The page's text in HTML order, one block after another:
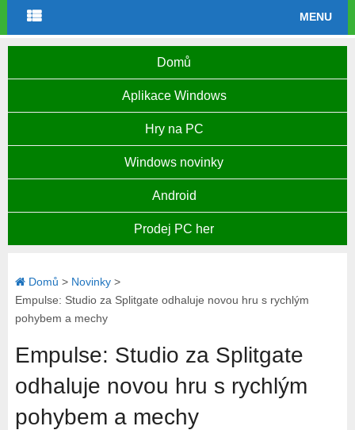
MENU
Domů
Aplikace Windows
Hry na PC
Windows novinky
Android
Prodej PC her
Domů > Novinky>
Empulse: Studio za Splitgate odhaluje novou hru s rychlým
pohybem a mechy
Empulse: Studio za Splitgate
odhaluje novou hru s rychlým
pohybem a mechy